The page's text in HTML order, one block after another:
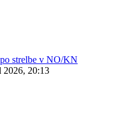
strelbe v NO/KN
2026, 20:13